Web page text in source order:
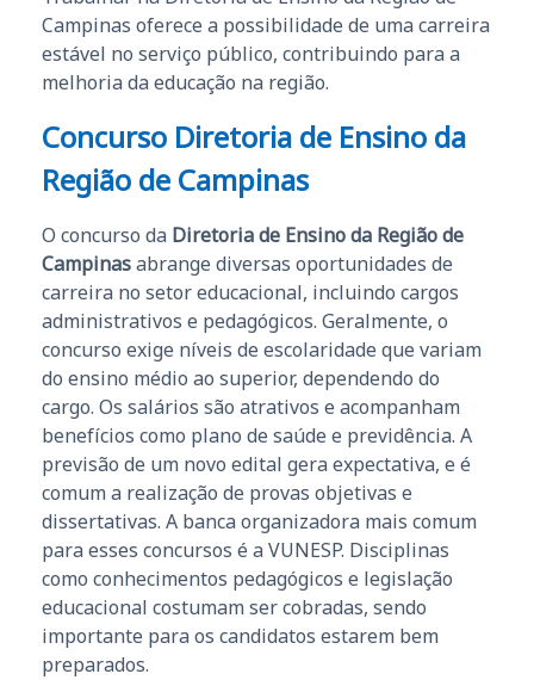
Campinas oferece a possibilidade de uma carreira
estável no serviço público, contribuindo para a
melhoria da educação na região.
Concurso Diretoria de Ensino da
Região de Campinas
O concurso da Diretoria de Ensino da Região de
Campinasabrange diversas oportunidades de
carreira no setor educacional, incluindo cargos
administrativos e pedagógicos. Geralmente, o
concurso exige níveis de escolaridade que variam
do ensino médio ao superior, dependendo do
cargo. Os salários são atrativos e acompanham
benefícios como plano de saúde e previdência. A
previsão de um novo edital gera expectativa, e é
comum a realização de provas objetivas e
dissertativas. A banca organizadora mais comum
para esses concursos é a VUNESP. Disciplinas
como conhecimentos pedagógicos e legislação
educacional costumam ser cobradas, sendo
importante para os candidatos estarem bem
preparados.